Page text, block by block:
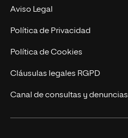
MBA
Marketing y Comunicación
Ingeniería
Diseño
Ciencias de la Salud
Contacto
Aviso Legal
Política de Privacidad
Política de Cookies
Cláusulas legales RGPD
Canal de consultas y denuncias